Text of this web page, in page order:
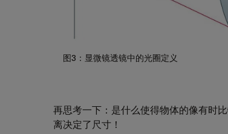
图3：显微镜透镜中的光圈定义
再思考一下：是什么使得物体的像有时
离决定了尺寸！